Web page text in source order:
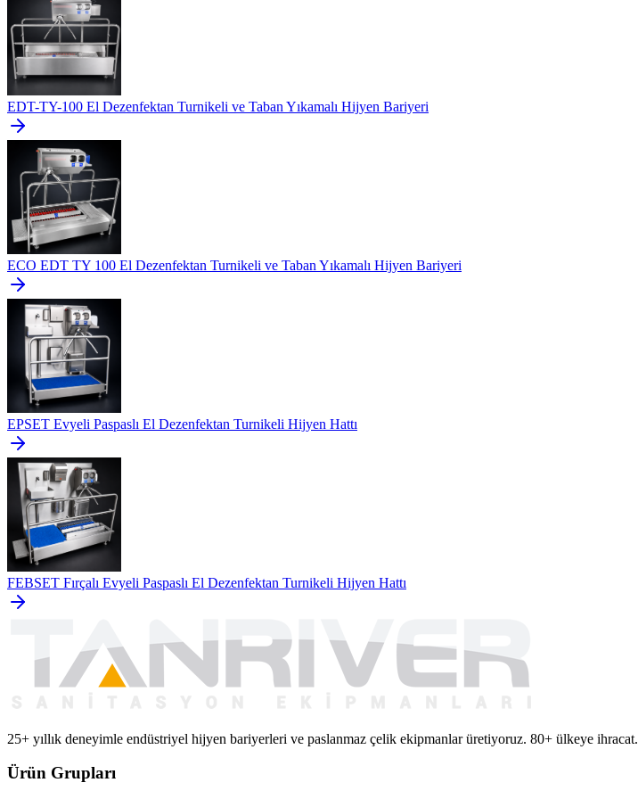
EDT-TY-100 El Dezenfektan Turnikeli ve Taban Yıkamalı Hijyen Bariyeri
ECO EDT TY 100 El Dezenfektan Turnikeli ve Taban Yıkamalı Hijyen Bariyeri
EPSET Evyeli Paspaslı El Dezenfektan Turnikeli Hijyen Hattı
FEBSET Fırçalı Evyeli Paspaslı El Dezenfektan Turnikeli Hijyen Hattı
25+ yıllık deneyimle endüstriyel hijyen bariyerleri ve paslanmaz çelik ekipmanlar üretiyoruz. 80+ ülkeye ihracat.
Ürün Grupları